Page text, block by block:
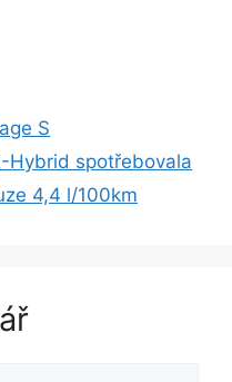
S
Hybrid spotřebovala
4,4 l/100km